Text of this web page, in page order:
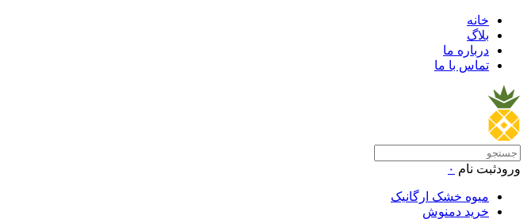
خانه
بلاگ
درباره ما
تماس با ما
ورودثبت نام ۰
میوه خشک ارگانیک
خرید دمنوش